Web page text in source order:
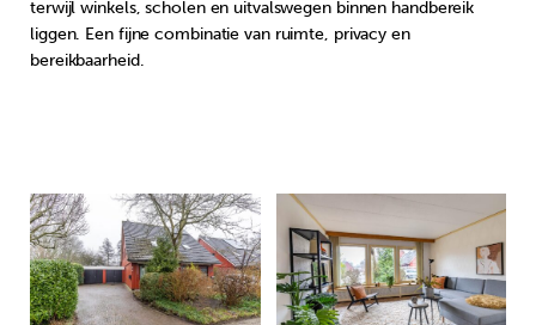
terwijl winkels, scholen en uitvalswegen binnen handbereik
liggen. Een fijne combinatie van ruimte, privacy en
bereikbaarheid.